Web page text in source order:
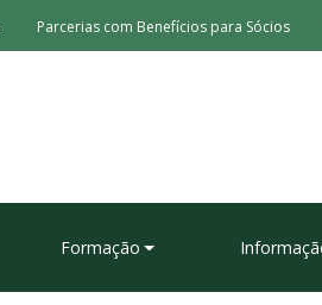
Parcerias com Benefícios para Sócios
Formação